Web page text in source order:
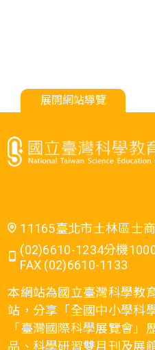
展開網站導覽
11165臺北市士林區士
(02)6610-1234分機
FAX (02)6610-1133
本網站為國立臺灣科學教
站，分享「全國中小學科
「臺灣國際科學展覽會」
品、科學研習雙月刊及展